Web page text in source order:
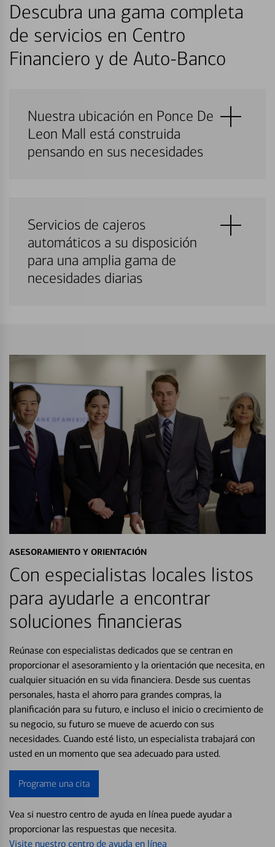
Descubra una gama completa
de servicios en Centro
Financiero y de Auto-Banco
Nuestra ubicación en Ponce De
Leon Mall está construida
pensando en sus necesidades
Servicios de cajeros
automáticos a su disposición
para una amplia gama de
necesidades diarias
ASESORAMIENTO Y ORIENTACIÓN
Con especialistas locales listos
para ayudarle a encontrar
soluciones financieras
Reúnase con especialistas dedicados que se centran en
proporcionar el asesoramiento y la orientación que necesita, en
cualquier situación en su vida financiera. Desde sus cuentas
personales, hasta el ahorro para grandes compras, la
planificación para su futuro, e incluso el inicio o crecimiento de
su negocio, su futuro se mueve de acuerdo con sus
necesidades. Cuando esté listo, un especialista trabajará con
usted en un momento que sea adecuado para usted.
Programe una cita
Vea si nuestro centro de ayuda en línea puede ayudar a
proporcionar las respuestas que necesita.
Visite nuestro centro de ayuda en línea